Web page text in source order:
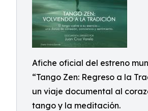
Afiche oficial del estreno
“Tango Zen: Regreso a la
un viaje documental al
tango y la meditación.